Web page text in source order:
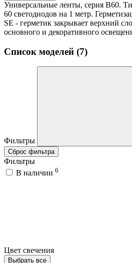
Универсальные ленты, серия B60.
60 светодиодов на 1 метр.
SE - герметик закрывает верхний
основного и декоративного
Список моделей (7)
Фильтры
Сброс фильтра
Фильтры
В наличии 6
Цвет свечения
Выбрать все